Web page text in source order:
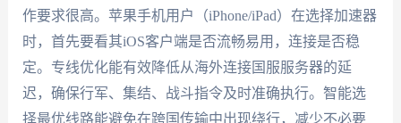
作要求很高。苹果手机用户（iPhone/iPad）在选择加速器
时，首先要看其iOS客户端是否流畅易用，连接是否稳
定。专线优化能有效降低从海外连接国服服务器的延
迟，确保行军、集结、战斗指令及时准确执行。智能选
择最优线路能避免在跨国传输中出现绕行，减少不必要